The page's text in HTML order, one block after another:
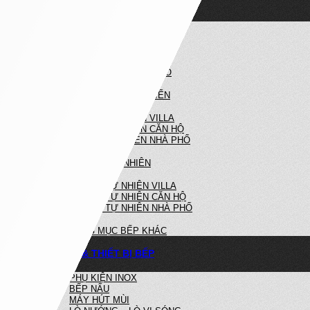
BẾP HIỆN ĐẠI NHÀ PHỐ
NHÀ BẾP TÂN CỔ ĐIỂN
BẾP TÂN CỔ ĐIỂN VILLA
BẾP TÂN CỔ ĐIỂN CĂN HỘ
BẾP TÂN CỔ ĐIỂN NHÀ PHỐ
BẾP GỖ TỰ NHIÊN
BẾP GỖ TỰ NHIÊN VILLA
BẾP GỖ TỰ NHIÊN CĂN HỘ
BẾP GỖ TỰ NHIÊN NHÀ PHỐ
HẠNG MỤC BẾP KHÁC
PHỤ KIỆN & THIẾT BỊ BẾP
PHỤ KIỆN INOX
BẾP NẤU
MÁY HÚT MÙI